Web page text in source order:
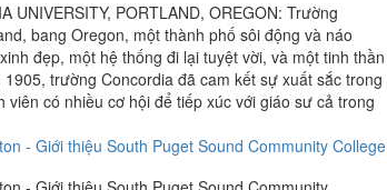
UNIVERSITY, PORTLAND, OREGON: Trường
bang Oregon, một thành phố sôi động và náo
đẹp, một hệ thống đi lại tuyệt vời, và một tinh thần
trường Concordia đã cam kết sự xuất sắc trong
viên có nhiều cơ hội để tiếp xúc với giáo sư cả trong
- Giới thiệu South Puget Sound Community College